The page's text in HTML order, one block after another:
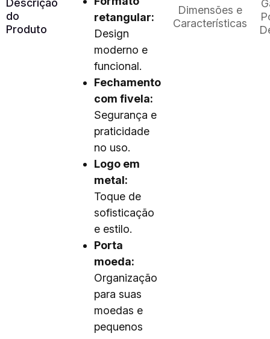
Descrição
do
Produto
retangular:
Design
moderno e
funcional.
Fechamento
com fivela:
Segurança e
praticidade
no uso.
Logo em
metal:
Toque de
sofisticação
e estilo.
Porta
moeda:
Organização
para suas
moedas e
pequenos
Dimensões e
Características